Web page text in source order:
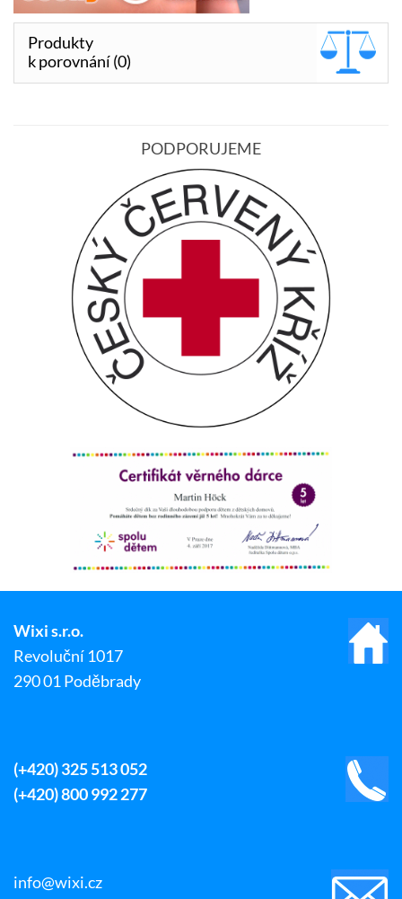
Produkty
k porovnání (0)
PODPORUJEME
Wixi s.r.o.
Revoluční 1017
290 01 Poděbrady
(+420) 325 513 052
(+420) 800 992 277
info@wixi.cz